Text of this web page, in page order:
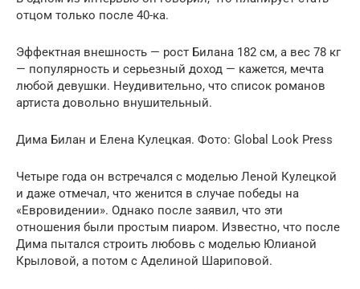
отцом только после 40-ка.
Эффектная внешность — рост Билана 182 см, а вес 78 кг
— популярность и серьезный доход — кажется, мечта
любой девушки. Неудивительно, что список романов
артиста довольно внушительный.
Дима Билан и Елена Кулецкая. Фото: Global Look Press
Четыре года он встречался с моделью Леной Кулецкой
и даже отмечал, что женится в случае победы на
«Евровидении». Однако после заявил, что эти
отношения были простым пиаром. Известно, что после
Дима пытался строить любовь с моделью Юлианой
Крыловой, а потом с Аделиной Шариповой.